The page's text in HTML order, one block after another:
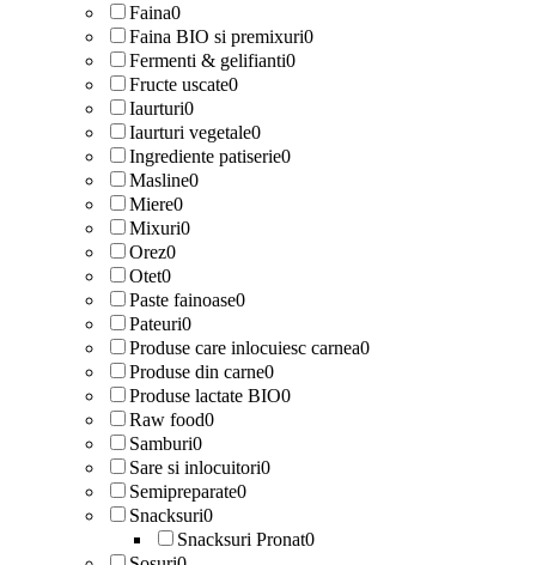
Faina0
Faina BIO si premixuri0
Fermenti & gelifianti0
Fructe uscate0
Iaurturi0
Iaurturi vegetale0
Ingrediente patiserie0
Masline0
Miere0
Mixuri0
Orez0
Otet0
Paste fainoase0
Pateuri0
Produse care inlocuiesc carnea0
Produse din carne0
Produse lactate BIO0
Raw food0
Samburi0
Sare si inlocuitori0
Semipreparate0
Snacksuri0
Snacksuri Pronat0